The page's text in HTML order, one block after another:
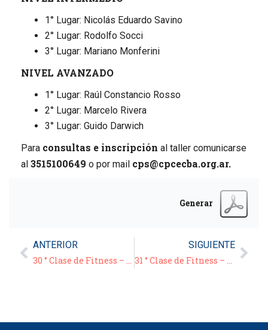
1° Lugar: Nicolás Eduardo Savino
2° Lugar: Rodolfo Socci
3° Lugar: Mariano Monferini
NIVEL AVANZADO
1° Lugar: Raúl Constancio Rosso
2° Lugar: Marcelo Rivera
3° Lugar: Guido Darwich
Para consultas e inscripción al taller comunicarse
al 3515100649 o por mail cps@cpcecba.org.ar.
Generar
ANTERIOR
30 ° Clase de Fitness – 04/06/21
SIGUIENTE
31 ° Clase de Fitness – 05/06/21